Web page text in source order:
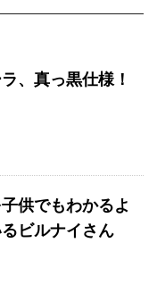
、真っ黒仕様！
供でもわかるよ
ビルナイさん